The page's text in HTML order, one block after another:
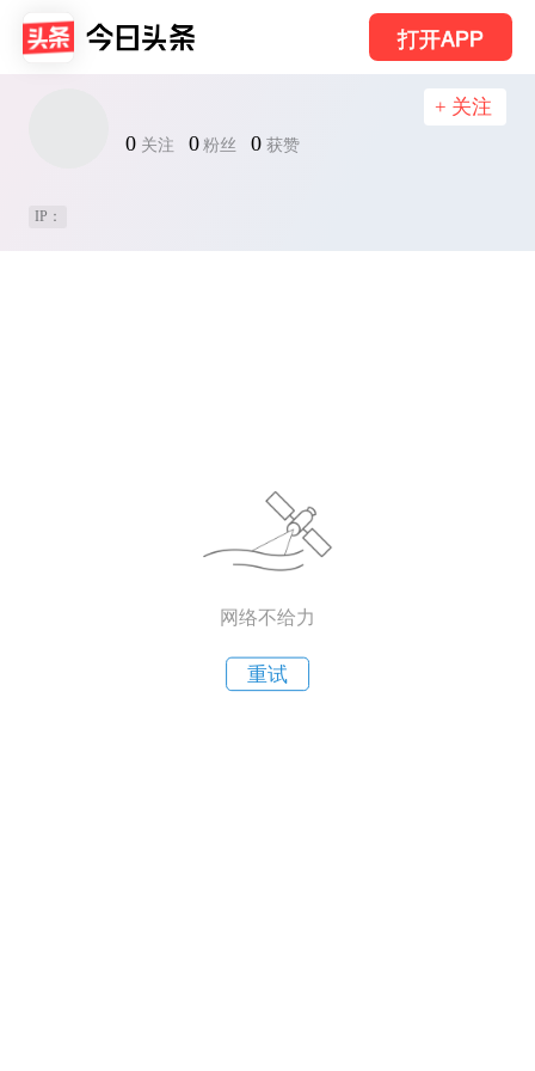
打开APP
0 关注 0 粉丝 0 获赞
+ 关注
IP：
网络不给力
重试